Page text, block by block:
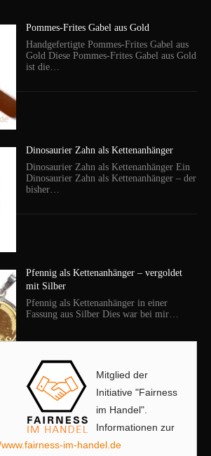
Pommes-Frites Gabel aus Gold
Handgefertigte Pommes-Frites Gabel aus
Gold Diese Pommes-Frites Gabel aus Gold
ist die…
Dinosaurier Zahn als Kettenanhänger
Dinosaurier Zahn als Kettenanhänger Ein
Dinosaurier Zahn als Kettenanhänger – der
bisher…
Pfennig als Kettenanhänger – vergoldet
mit Silber
Pfennig als Kettenanhänger in einer
Fassung aus Silber Dies war bei mir…
Mitglied der
Initiative "Fairness
im Handel".
Informationen zur
im-handel.de